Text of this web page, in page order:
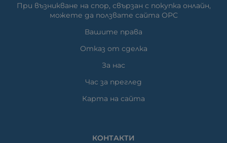
При възникване на спор, свързан с покупка онлайн,
можете да ползвате сайта ОРС
Вашите права
Отказ от сделка
За нас
Час за преглед
Карта на сайта
КОНТАКТИ